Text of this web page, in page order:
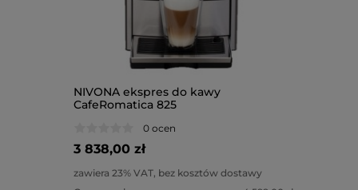
NIVONA ekspres do kawy
CafeRomatica 825
0 ocen
3 838,00 zł
zawiera 23% VAT, bez kosztów dostawy